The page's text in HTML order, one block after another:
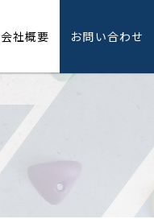
会社概要 お問い合わせ